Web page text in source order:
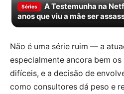
Séries
A Testemunha na
anos que viu a mãe ser
contar
Não é uma série ruim — a
especialmente ancora bem
difíceis, e a decisão de
como consultores dá peso e